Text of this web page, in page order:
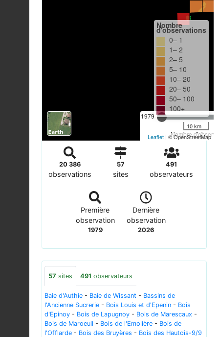
1979
Nombre
Nombre
d'observations
0– 1
1– 2
2– 5
5– 10
10– 20
20– 50
50– 100
100+
10 km
Leaflet | © OpenStreetMap
20 386
observations
57
sites
491
observateurs
Première
observation
1979
Dernière
observation
2026
57 sites 491 observateurs
Baie d'Authie - Baie de Wissant - Bassins de
l'Ancienne Sucrerie - Bois Louis et d'Epenin - Bois
d'Epinoy - Bois de Lapugnoy - Bois de Marescaux -
Bois de Maroeuil - Bois de l'Emolière - Bois de
l'Offlarde - Bois des Bruyères - Bois des Hautois-9/9